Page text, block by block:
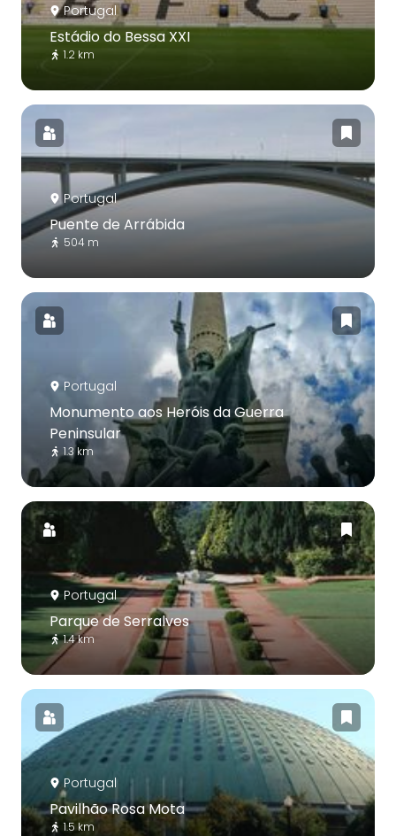
Portugal
Estádio do Bessa XXI
1.2 km
Portugal
Puente de Arrábida
504 m
Portugal
Monumento aos Heróis da Guerra
Peninsular
1.3 km
Portugal
Parque de Serralves
1.4 km
Portugal
Pavilhão Rosa Mota
1.5 km